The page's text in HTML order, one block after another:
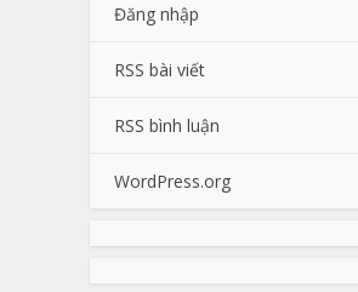
Đăng nhập
RSS bài viết
RSS bình luận
WordPress.org